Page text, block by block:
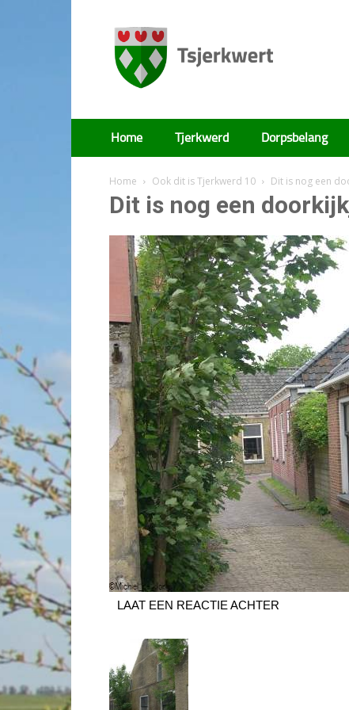
Tsjerkwert
Home Tjerkwerd Dorpsbelang
Home Ook dit is Tjerkwerd 10 Dit is nog een
Dit is nog een
LAAT EEN REACTIE ACHTER